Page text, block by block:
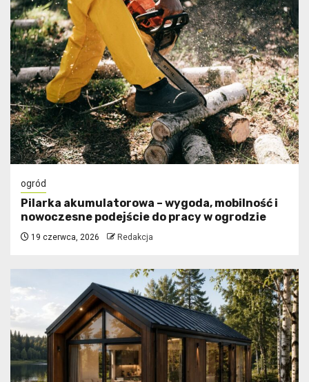
ogród
Pilarka akumulatorowa – wygoda, mobilność i
nowoczesne podejście do pracy w ogrodzie
19 czerwca, 2026 Redakcja